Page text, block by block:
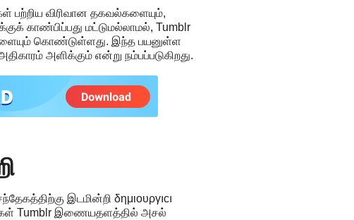
பற்றிய விரிவான தகவல்களையும்,
காண்பிப்பது மட்டுமல்லாமல், Tumblr
கொண்டுள்ளது. இந்த பயனுள்ள
அளிக்கும் என்று நம்பப்படுகிறது.
இடமின்றி δημιουργıcı
Tumblr இணையதளத்தில் அசல்